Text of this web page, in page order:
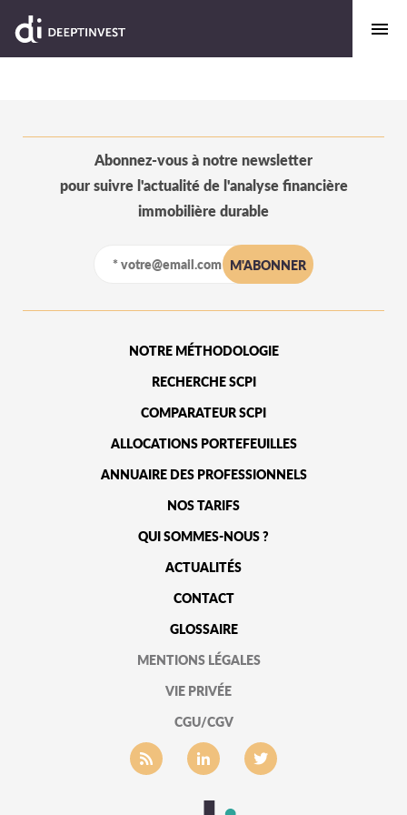
Abonnez-vous à notre newsletter
pour suivre l'actualité de l'analyse financière
immobilière durable
NOTRE MÉTHODOLOGIE
RECHERCHE SCPI
COMPARATEUR SCPI
ALLOCATIONS PORTEFEUILLES
ANNUAIRE DES PROFESSIONNELS
NOS TARIFS
QUI SOMMES-NOUS ?
ACTUALITÉS
CONTACT
GLOSSAIRE
MENTIONS LÉGALES
VIE PRIVÉE
CGU/CGV